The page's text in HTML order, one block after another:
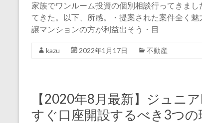
家族でワンルーム投資の個別相談行ってきま
てきた。以下、所感。・提案された案件全く
譲マンションの方が利益出そう・目
kazu 2022年1月17日 不動産
【2020年8月最新】ジュニ
すぐ口座開設するべき3つの